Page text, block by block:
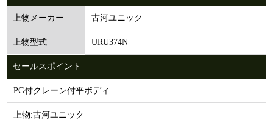
上物メーカー 古河ユニック
上物型式 URU374N
セールスポイント
PG付クレーン付平ボディ
上物:古河ユニック